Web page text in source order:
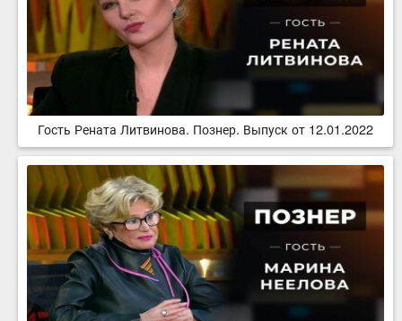
Гость Рената Литвинова. Познер. Выпуск от 12.01.2022